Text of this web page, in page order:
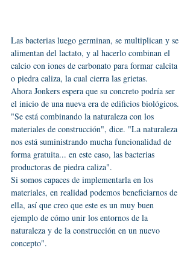
Las bacterias luego germinan, se multiplican y se
alimentan del lactato, y al hacerlo combinan el
calcio con iones de carbonato para formar calcita
o piedra caliza, la cual cierra las grietas.
Ahora Jonkers espera que su concreto podría ser
el inicio de una nueva era de edificios biológicos.
"Se está combinando la naturaleza con los
materiales de construcción", dice. "La naturaleza
nos está suministrando mucha funcionalidad de
forma gratuita... en este caso, las bacterias
productoras de piedra caliza".
Si somos capaces de implementarla en los
materiales, en realidad podemos beneficiarnos de
ella, así que creo que este es un muy buen
ejemplo de cómo unir los entornos de la
naturaleza y de la construcción en un nuevo
concepto".